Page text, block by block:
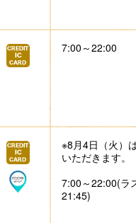
7:00～22:00
※8月4日（火）
いただきます。
7:00～22:00(ラ
21:45)